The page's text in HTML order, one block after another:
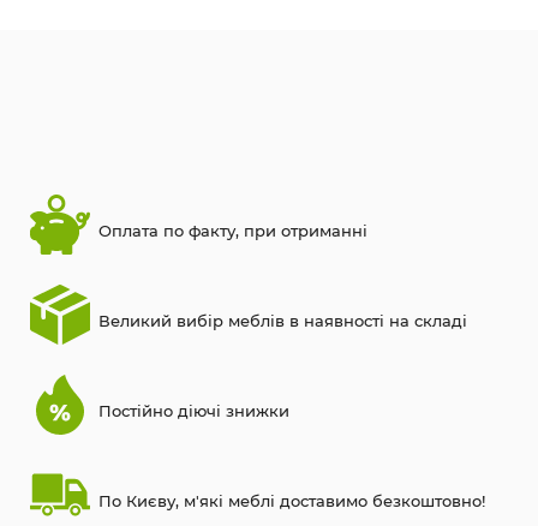
Оплата по факту, при отриманні
Великий вибір меблів в наявності на складі
Постійно діючі знижки
По Києву, м'які меблі доставимо безкоштовно!